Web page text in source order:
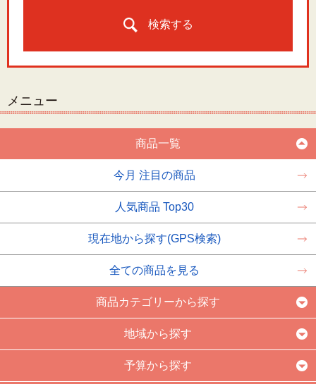
検索する
メニュー
商品一覧
今月 注目の商品
人気商品 Top30
現在地から探す(GPS検索)
全ての商品を見る
商品カテゴリーから探す
地域から探す
予算から探す